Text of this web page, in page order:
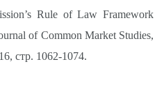
Rule of Law Framework
of Common Market Studies,
стр. 1062-1074.